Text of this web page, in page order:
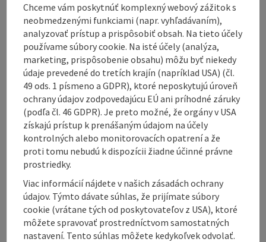
Pleasure bike tour - combine cycling with a stop for
refreshments
The "InnWirtler" restaurateurs along the route
provide culinary delights and plenty of opportunities
to rest. Most of the terrain is slightly hilly, but some
climbs are rewarded with wonderful viewpoints.
The route can also be cycled in 2 parts as the
Braunauer Runde (40 km) and Mattighofener Runde
(58 km), as there is also a signposted connecting
route between Neukirchen and Uttendorf!
Chceme vám poskytnúť komplexný webový zážitok s
neobmedzenými funkciami (napr. vyhľadávaním),
analyzovať prístup a prispôsobiť obsah. Na tieto účely
používame súbory cookie. Na isté účely (analýza,
marketing, prispôsobenie obsahu) môžu byť niekedy
údaje prevedené do tretích krajín (napríklad USA) (čl.
49 ods. 1 písmeno a GDPR), ktoré neposkytujú úroveň
ochrany údajov zodpovedajúcu EÚ ani príhodné záruky
(podľa čl. 46 GDPR). Je preto možné, že orgány v USA
získajú prístup k prenášaným údajom na účely
kontrolných alebo monitorovacích opatrení a že
proti tomu nebudú k dispozícii žiadne účinné právne
prostriedky.
Viac informácií nájdete v našich zásadách ochrany
údajov. Týmto dávate súhlas, že prijímate súbory
cookie (vrátane tých od poskytovateľov z USA), ktoré
môžete spravovať prostredníctvom samostatných
nastavení. Tento súhlas môžete kedykoľvek odvolať.